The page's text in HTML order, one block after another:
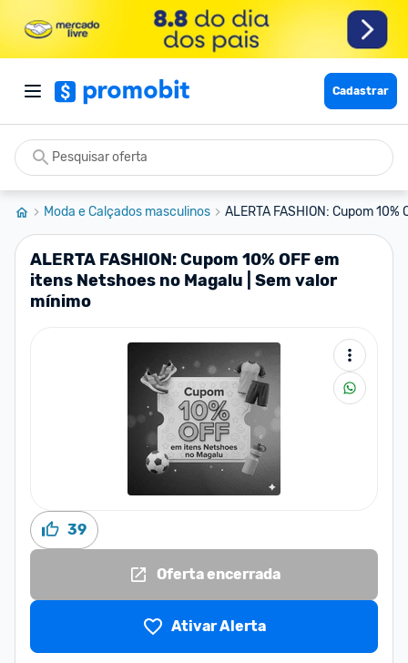
Cadastrar
Moda e Calçados masculinos ALERTA FASHION: Cupom
ALERTA FASHION: Cupom 10% OFF em
itens Netshoes no Magalu | Sem valor
mínimo
39
Oferta encerrada
Ativar Alerta